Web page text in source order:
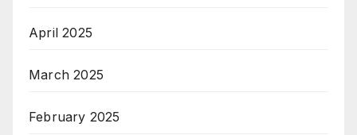
April 2025
March 2025
February 2025